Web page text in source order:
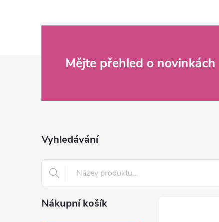
Mějte přehled o novinkách
Vyhledávání
Nákupní košík